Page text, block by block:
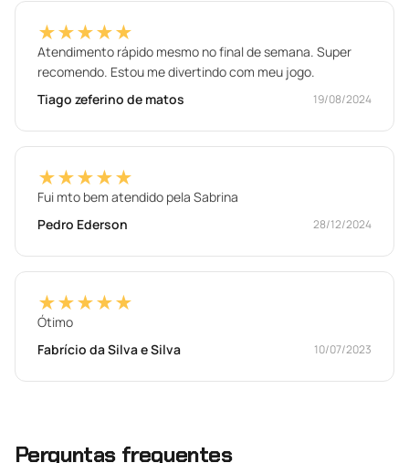
★★★★★
Atendimento rápido mesmo no final de semana. Super
recomendo. Estou me divertindo com meu jogo.
Tiago zeferino de matos
19/08/2024
★★★★★
Fui mto bem atendido pela Sabrina
Pedro Ederson
28/12/2024
★★★★★
Ótimo
Fabrício da Silva e Silva
10/07/2023
Perguntas frequentes